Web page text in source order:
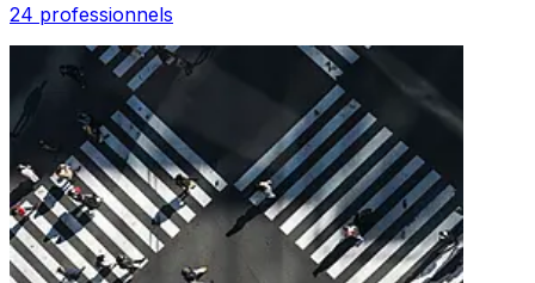
24 professionnels